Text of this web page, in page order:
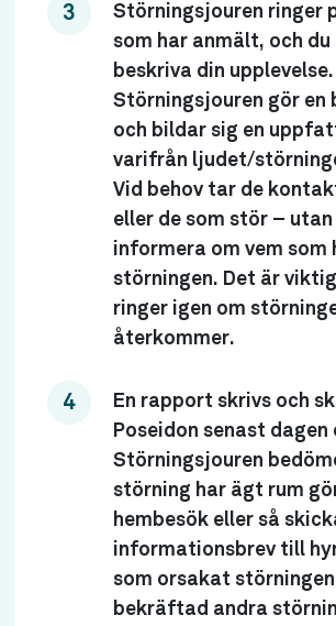
Störningsjouren ringer
som har anmält, och
beskriva din upplevelse.
Störningsjouren gör en
och bildar sig en
varifrån ljudet/
Vid behov tar de
eller de som stör –
informera om vem som
störningen. Det är
ringer igen om
återkommer.
En rapport skrivs och
Poseidon senast dagen
Störningsjouren
störning har ägt rum
hembesök eller så
informationsbrev till
som orsakat
bekräftad andra